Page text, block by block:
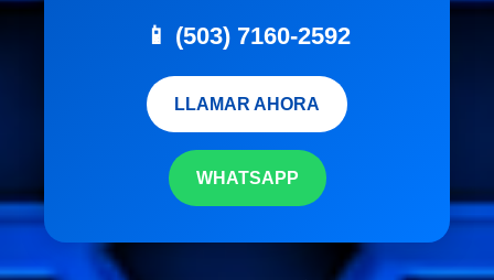
📱 (503) 7160-2592
LLAMAR AHORA
WHATSAPP